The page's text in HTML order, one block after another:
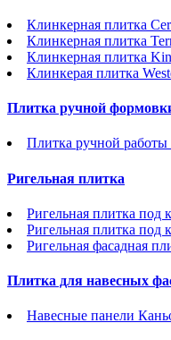
Клинкерная плитка
Клинкерная плитка
Клинкерная плитка
Клинкерая плитка
Плитка ручной
Плитка ручной
Ригельная плитка
Ригельная плитка под
Ригельная плитка под
Ригельная фасадная
Плитка для навесных
Навесные панели